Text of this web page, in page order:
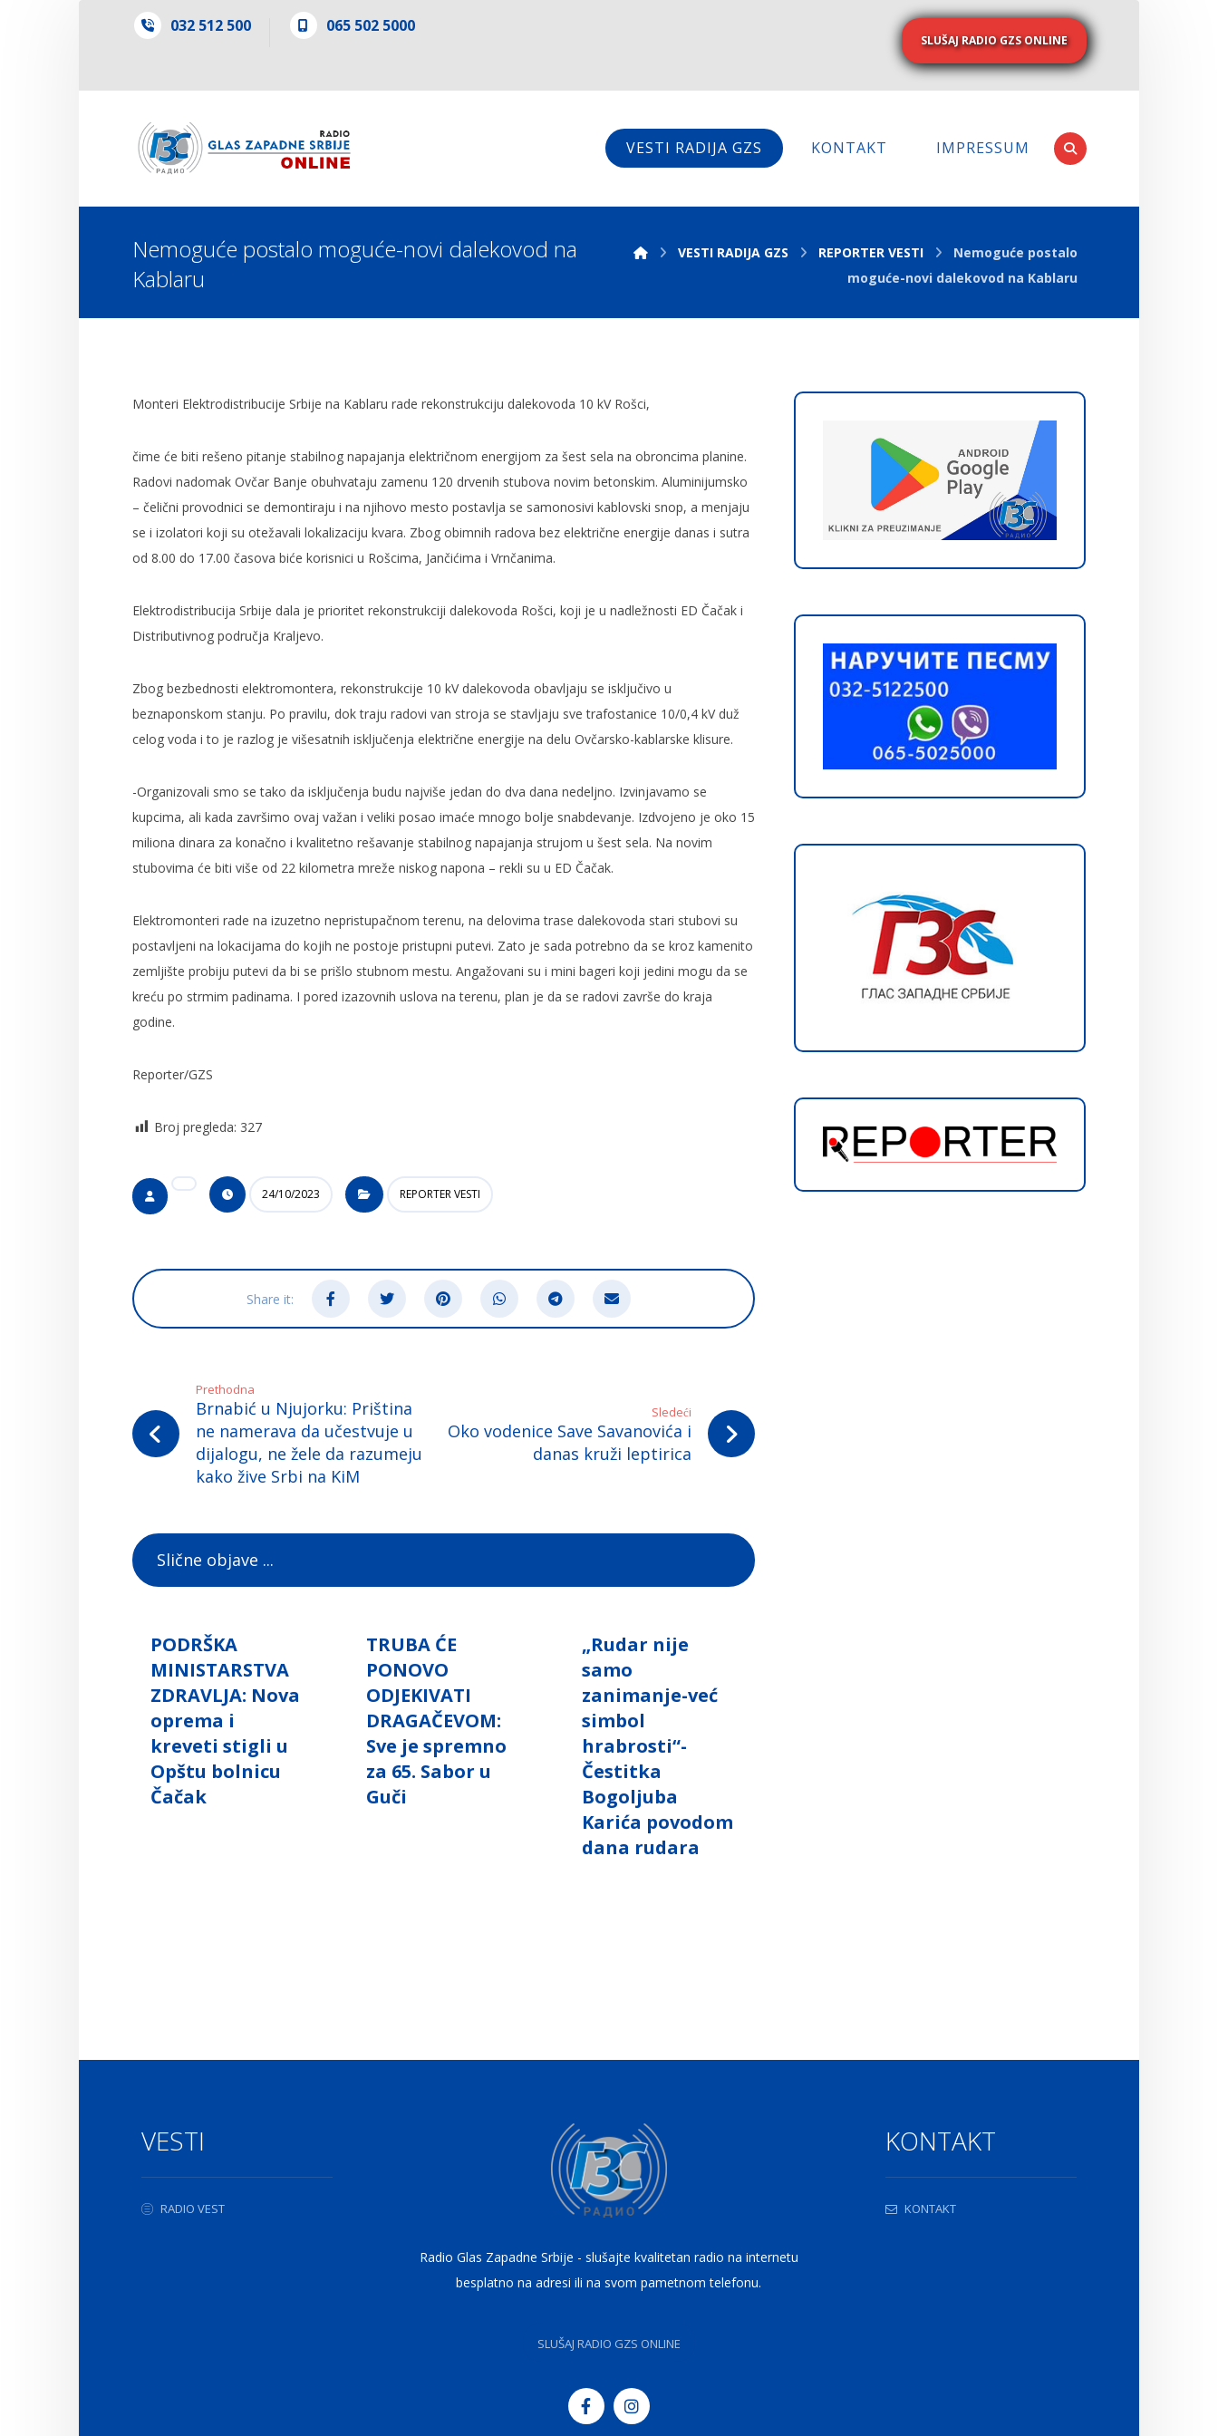
032 512 500 065 502 5000
SLUŠAJ RADIO GZS ONLINE
VESTI RADIJA GZS KONTAKT IMPRESSUM
Nemoguće postalo moguće-novi dalekovod na
Kablaru
VESTI RADIJA GZS REPORTER VESTI
Nemoguće postalo
moguće-novi dalekovod na Kablaru
Monteri Elektrodistribucije Srbije na Kablaru rade rekonstrukciju dalekovoda 10 kV Rošci,
čime će biti rešeno pitanje stabilnog napajanja električnom energijom za šest sela na obroncima planine.
Radovi nadomak Ovčar Banje obuhvataju zamenu 120 drvenih stubova novim betonskim. Aluminijumsko
– čelični provodnici se demontiraju i na njihovo mesto postavlja se samonosivi kablovski snop, a menjaju
se i izolatori koji su otežavali lokalizaciju kvara. Zbog obimnih radova bez električne energije danas i sutra
od 8.00 do 17.00 časova biće korisnici u Rošcima, Jančićima i Vrnčanima.
Elektrodistribucija Srbije dala je prioritet rekonstrukciji dalekovoda Rošci, koji je u nadležnosti ED Čačak i
Distributivnog područja Kraljevo.
Zbog bezbednosti elektromontera, rekonstrukcije 10 kV dalekovoda obavljaju se isključivo u
beznaponskom stanju. Po pravilu, dok traju radovi van stroja se stavljaju sve trafostanice 10/0,4 kV duž
celog voda i to je razlog je višesatnih isključenja električne energije na delu Ovčarsko-kablarske klisure.
-Organizovali smo se tako da isključenja budu najviše jedan do dva dana nedeljno. Izvinjavamo se
kupcima, ali kada završimo ovaj važan i veliki posao imaće mnogo bolje snabdevanje. Izdvojeno je oko 15
miliona dinara za konačno i kvalitetno rešavanje stabilnog napajanja strujom u šest sela. Na novim
stubovima će biti više od 22 kilometra mreže niskog napona – rekli su u ED Čačak.
Elektromonteri rade na izuzetno nepristupačnom terenu, na delovima trase dalekovoda stari stubovi su
postavljeni na lokacijama do kojih ne postoje pristupni putevi. Zato je sada potrebno da se kroz kamenito
zemljište probiju putevi da bi se prišlo stubnom mestu. Angažovani su i mini bageri koji jedini mogu da se
kreću po strmim padinama. I pored izazovnih uslova na terenu, plan je da se radovi završe do kraja
godine.
Reporter/GZS
Broj pregleda: 327
24/10/2023 REPORTER VESTI
Prethodna
Brnabić u Njujorku: Priština
ne namerava da učestvuje u
dijalogu, ne žele da razumeju
kako žive Srbi na KiM
Sledeći
Oko vodenice Save Savanovića i
danas kruži leptirica
Slične objave ...
PODRŠKA
MINISTARSTVA
ZDRAVLJA: Nova
oprema i
kreveti stigli u
Opštu bolnicu
Čačak
TRUBA ĆE
PONOVO
ODJEKIVATI
DRAGAČEVOM:
Sve je spremno
za 65. Sabor u
Guči
„Rudar nije
samo
zanimanje-već
simbol
hrabrosti“-
Čestitka
Bogoljuba
Karića povodom
dana rudara
VESTI
RADIO VEST
Radio Glas Zapadne Srbije - slušajte kvalitetan radio na internetu
besplatno na adresi ili na svom pametnom telefonu.
SLUŠAJ RADIO GZS ONLINE
KONTAKT
KONTAKT